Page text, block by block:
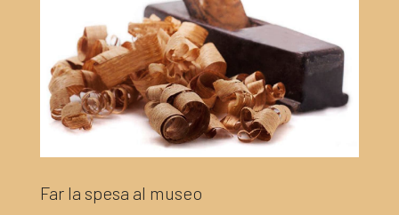
Far la spesa al museo